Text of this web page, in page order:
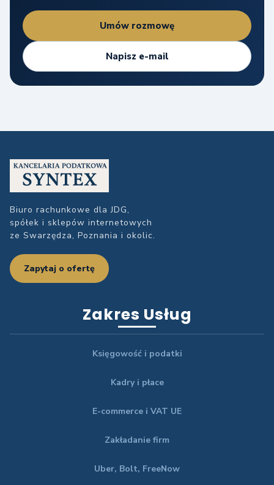
Umów rozmowę
Napisz e-mail
Biuro rachunkowe dla JDG,
spółek i sklepów internetowych
ze Swarzędza, Poznania i okolic.
Zapytaj o ofertę
Zakres Usług
Księgowość i podatki
Kadry i płace
E-commerce i VAT UE
Zakładanie firm
Uber, Bolt, FreeNow